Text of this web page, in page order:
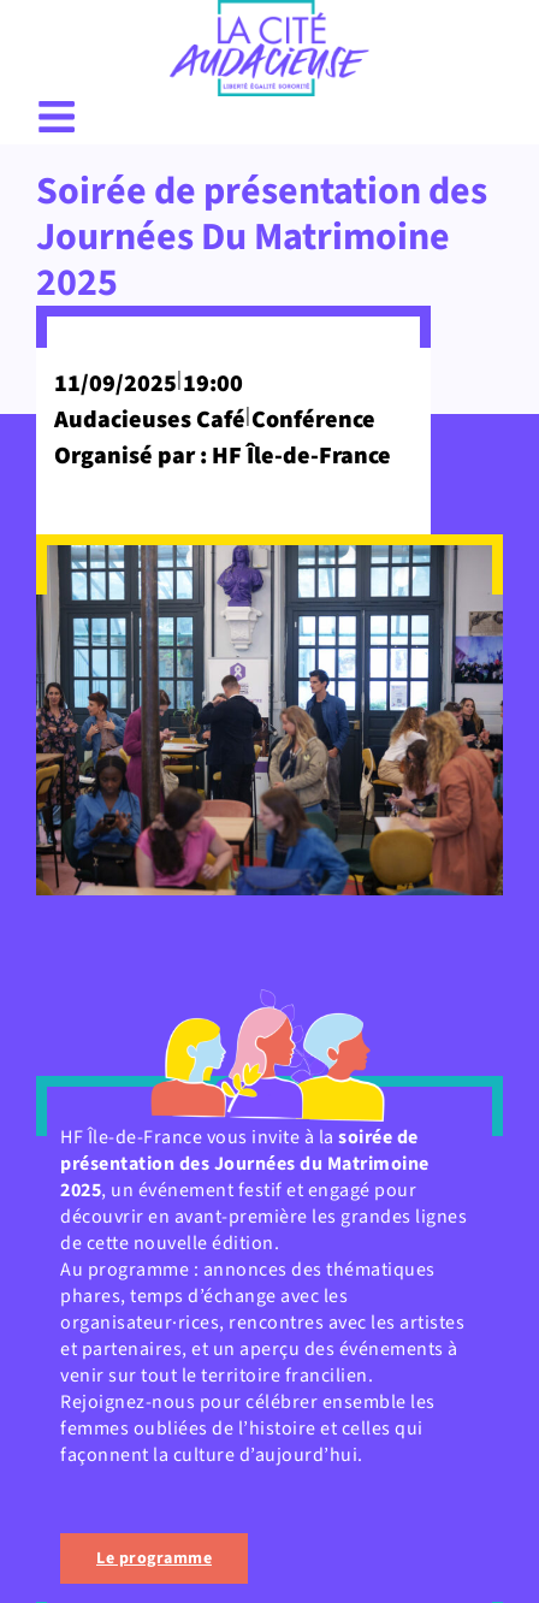
Soirée de présentation des
Journées Du Matrimoine
2025
11/09/2025|19:00
Audacieuses Café|Conférence
Organisé par : HF Île-de-France
HF Île-de-France vous invite à la soirée de
présentation des Journées du Matrimoine
2025, un événement festif et engagé pour
découvrir en avant-première les grandes lignes
de cette nouvelle édition.
Au programme : annonces des thématiques
phares, temps d’échange avec les
organisateur·rices, rencontres avec les artistes
et partenaires, et un aperçu des événements à
venir sur tout le territoire francilien.
Rejoignez-nous pour célébrer ensemble les
femmes oubliées de l’histoire et celles qui
façonnent la culture d’aujourd’hui.
Le programme